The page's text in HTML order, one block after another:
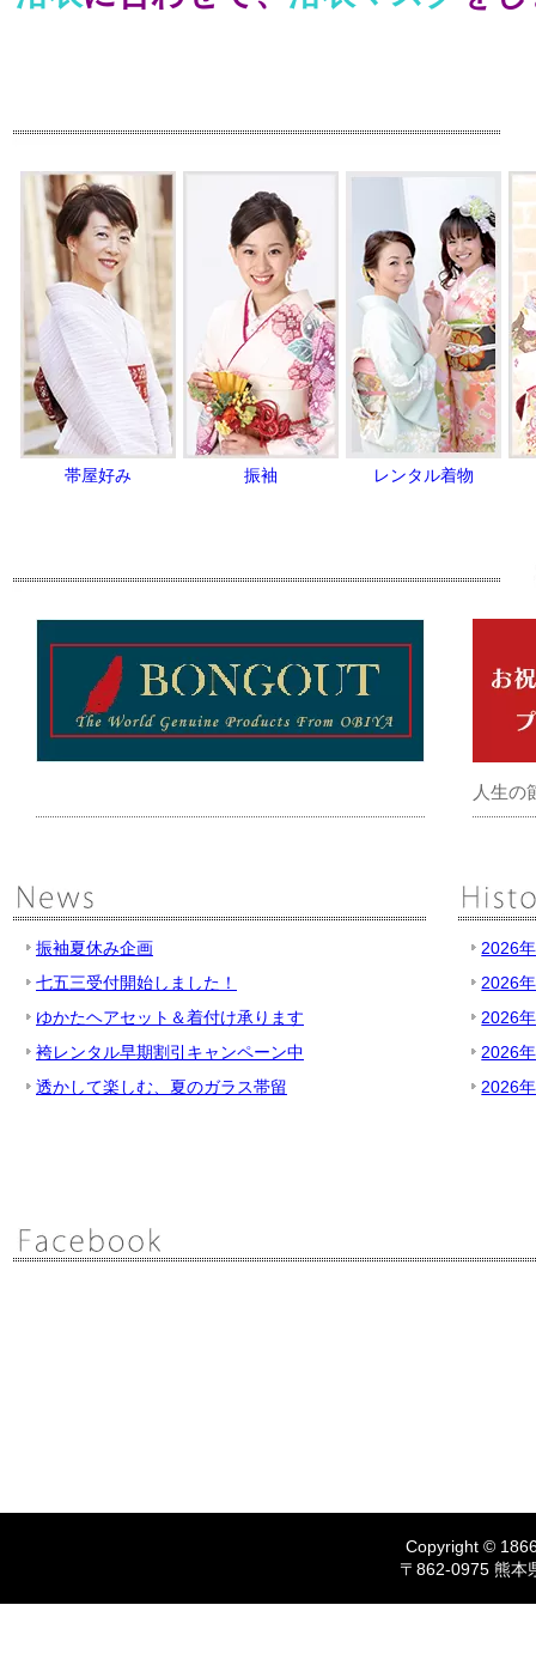
帯屋好み 振袖 レンタル着物
人生の
振袖夏休み企画
七五三受付開始しました！
ゆかたヘアセット＆着付け承ります
袴レンタル早期割引キャンペーン中
透かして楽しむ、夏のガラス帯留
2026
2026
2026
2026
2026
Copyright ©
〒862-0975 熊本